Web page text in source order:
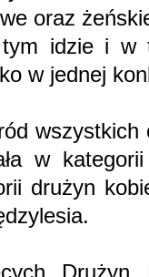
oraz
idzie i w
w jednej
wszystkich
w
drużyn
Drużyn